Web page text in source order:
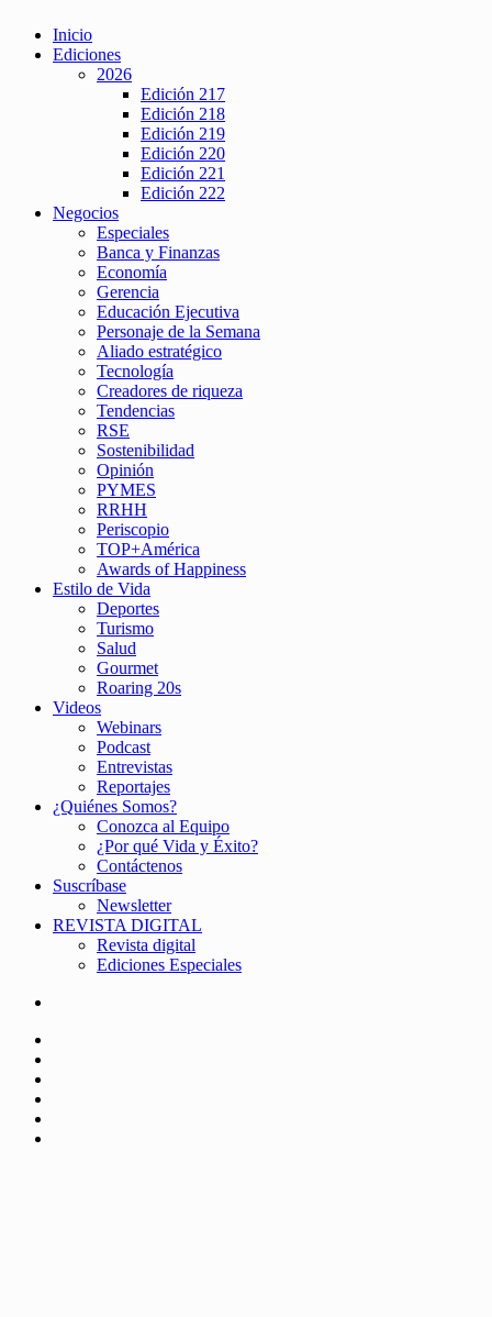
Inicio
Ediciones
2026
Edición 217
Edición 218
Edición 219
Edición 220
Edición 221
Edición 222
Negocios
Especiales
Banca y Finanzas
Economía
Gerencia
Educación Ejecutiva
Personaje de la Semana
Aliado estratégico
Tecnología
Creadores de riqueza
Tendencias
RSE
Sostenibilidad
Opinión
PYMES
RRHH
Periscopio
TOP+América
Awards of Happiness
Estilo de Vida
Deportes
Turismo
Salud
Gourmet
Roaring 20s
Videos
Webinars
Podcast
Entrevistas
Reportajes
¿Quiénes Somos?
Conozca al Equipo
¿Por qué Vida y Éxito?
Contáctenos
Suscríbase
Newsletter
REVISTA DIGITAL
Revista digital
Ediciones Especiales